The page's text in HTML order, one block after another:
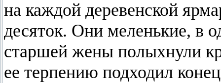
на каждой деревенской
десяток. Они меленькие, в
старшей жены полыхнули
ее терпению подходил